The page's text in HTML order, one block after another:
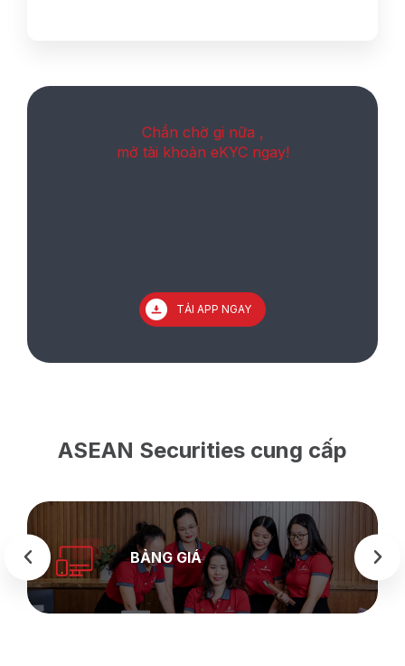
Chần chờ gi nữa ,
mở tài khoản eKYC ngay!
TẢI APP NGAY
ASEAN Securities cung cấp
BẢNG GIÁ